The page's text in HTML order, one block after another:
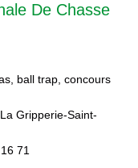
De Chasse
ball trap, concours
Gripperie-Saint-
71